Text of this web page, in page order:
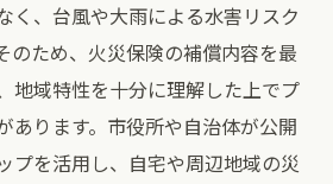
く、台風や大雨による水害リスク
のため、火災保険の補償内容を最
地域特性を十分に理解した上でプ
あります。市役所や自治体が公開
プを活用し、自宅や周辺地域の災